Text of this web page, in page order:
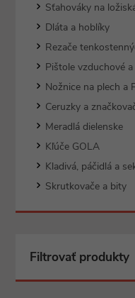
Sťahováky na
Dláta a hoblíky
Rezače
Pištole vzduchové
Nožnice na plech a
Ceruzky a
Meradlá dielenske
Kľúče GOLA
Kladivá, páčidlá a
Skrutkovače a bity
Filtrovať produkty